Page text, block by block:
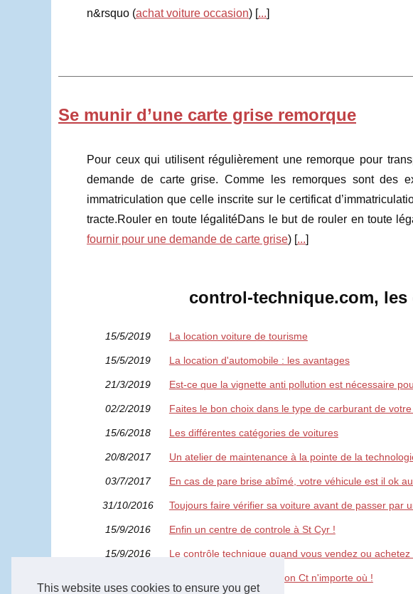
This website uses cookies to ensure you get
n&rsquo (achat voiture occasion) [...]
Se munir d’une carte grise remorque
Pour ceux qui utilisent régulièrement une remorque pour
demande de carte grise. Comme les remorques sont des
immatriculation que celle inscrite sur le certificat
tracte.Rouler en toute légalitéDans le but de rouler en toute
fournir pour une demande de carte grise) [...]
control-technique.com, les
15/5/2019 La location voiture de tourisme
15/5/2019 La location d'automobile : les avantages
21/3/2019 Est-ce que la vignette anti pollution est nécessaire
02/2/2019 Faites le bon choix dans le type de carburant de
15/6/2018 Les différentes catégories de voitures
20/8/2017 Un atelier de maintenance à la pointe de la
03/7/2017 En cas de pare brise abîmé, votre véhicule est il ok
31/10/2016 Toujours faire vérifier sa voiture avant de passer par
15/9/2016 Enfin un centre de controle à St Cyr !
15/9/2016 Le contrôle technique quand vous vendez ou achetez
Visiter la France et faire son Ct n'importe où !